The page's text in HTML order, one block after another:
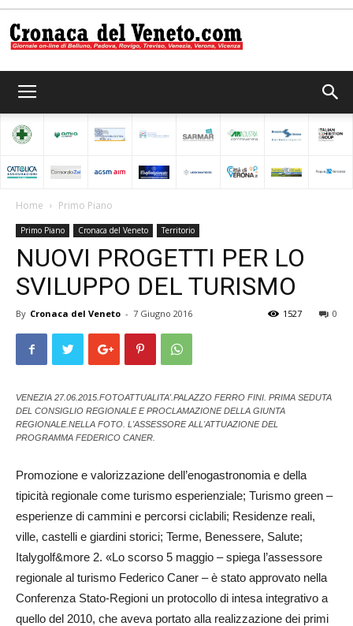
del
Veneto
Home Primo Piano
Primo Piano Cronaca del Veneto Territorio
NUOVI PROGETTI PER LO
SVILUPPO DEL TURISMO
By Cronaca del Veneto - 7 Giugno 2016 0
1527
VENEZIA 27.06.2015.FOTOATTUALITA'.PALAZZO FERRO FINI. PRIMA SEDUTA
DEL CONSIGLIO REGIONALE E PROCLAMAZIONE DELLA GIUNTA
REGIONALE.NELLA FOTO. L'ASSESSORE ALL'ATTUAZIONE DEL
PROGRAMMA FEDERICO CANER.
Promozione e valorizzazione dell’enogastronomia e della
tipicità regionale come turismo esperienziale; Turismo green –
esperienze di cammini e percorsi ciclabili; Residenze reali,
ville, castelli e giardini storici; Terme, Benessere, Salute;
Italygolf&more 2. «Lo scorso 5 maggio – spiega l’assessore
regionale al turismo Federico Caner – è stato approvato nella
Conferenza Stato-Regioni un protocollo di intesa integrativo a
quello del 2010, che aveva portato alla realizzazione dei primi